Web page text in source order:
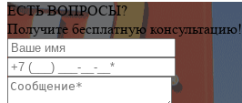
ЕСТЬ ВОПРОСЫ?
Получите бесплатную консультацию!